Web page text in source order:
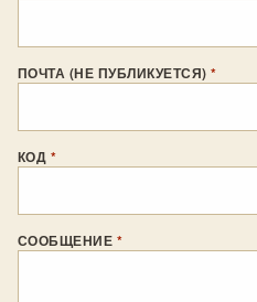
ПОЧТА (НЕ ПУБЛИКУЕТСЯ)*
КОД *
СООБЩЕНИЕ *